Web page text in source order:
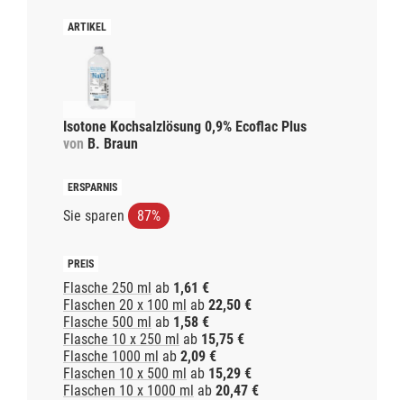
Isotone Kochsalzlösung 0,9% Ecoflac Plus
von B. Braun
Sie sparen 87%
Flasche 250 ml ab 1,61 €
Flaschen 20 x 100 ml ab 22,50 €
Flasche 500 ml ab 1,58 €
Flasche 10 x 250 ml ab 15,75 €
Flasche 1000 ml ab 2,09 €
Flaschen 10 x 500 ml ab 15,29 €
Flaschen 10 x 1000 ml ab 20,47 €